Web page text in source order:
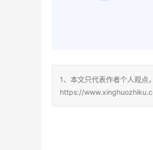
1、本文只代表作者个人观点
https://